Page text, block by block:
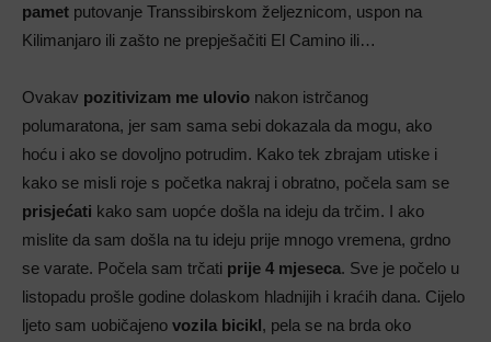
pamet putovanje Transsibirskom željeznicom, uspon na
Kilimanjaro ili zašto ne prepješačiti El Camino ili…
Ovakav pozitivizam me ulovio nakon istrčanog
polumaratona, jer sam sama sebi dokazala da mogu, ako
hoću i ako se dovoljno potrudim. Kako tek zbrajam utiske i
kako se misli roje s početka nakraj i obratno, počela sam se
prisjećati kako sam uopće došla na ideju da trčim. I ako
mislite da sam došla na tu ideju prije mnogo vremena, grdno
se varate. Počela sam trčati prije 4 mjeseca. Sve je počelo u
listopadu prošle godine dolaskom hladnijih i kraćih dana. Cijelo
ljeto sam uobičajeno vozila bicikl, pela se na brda oko